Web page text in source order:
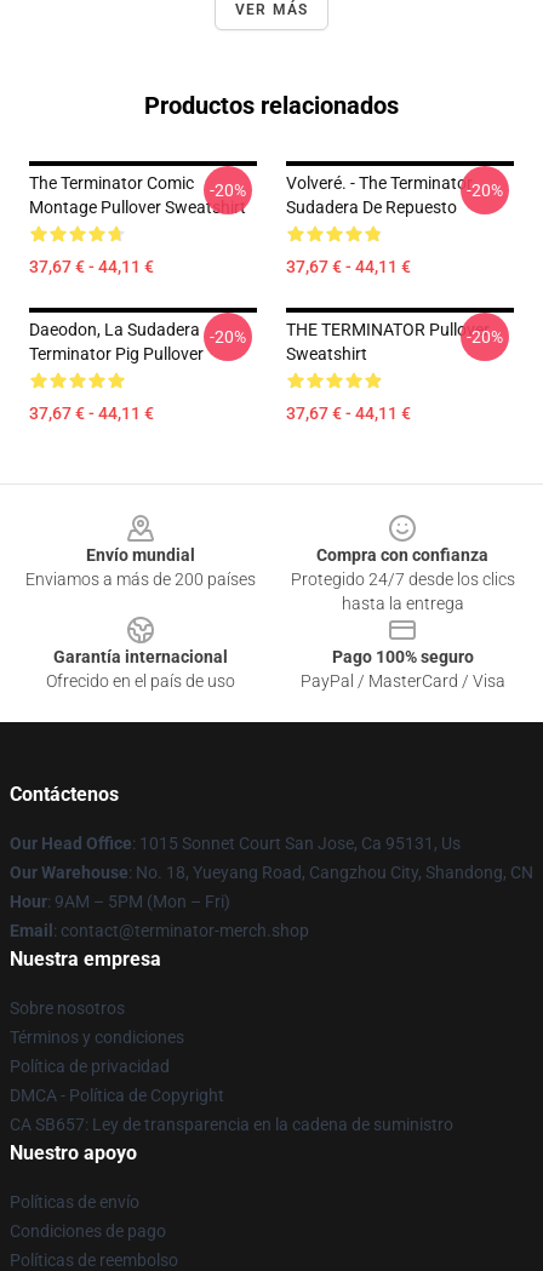
VER MÁS
Productos relacionados
The Terminator Comic
Montage Pullover Sweatshirt
37,67 € - 44,11 €
-20%
Volveré. - The Terminator
Sudadera De Repuesto
37,67 € - 44,11 €
-20%
Daeodon, La Sudadera
Terminator Pig Pullover
37,67 € - 44,11 €
-20%
THE TERMINATOR Pullover
Sweatshirt
37,67 € - 44,11 €
-20%
Envío mundial
Enviamos a más de 200 países
Compra con confianza
Protegido 24/7 desde los clics
hasta la entrega
Garantía internacional
Ofrecido en el país de uso
Pago 100% seguro
PayPal / MasterCard / Visa
Contáctenos
Our Head Office: 1015 Sonnet Court San Jose, Ca 95131, Us
Our Warehouse: No. 18, Yueyang Road, Cangzhou City, Shandong, CN
Hour: 9AM – 5PM (Mon – Fri)
Email : contact@terminator-merch.shop
Nuestra empresa
Sobre nosotros
Términos y condiciones
Política de privacidad
DMCA - Política de Copyright
CA SB657: Ley de transparencia en la cadena de suministro
Nuestro apoyo
Políticas de envío
Condiciones de pago
Políticas de reembolso